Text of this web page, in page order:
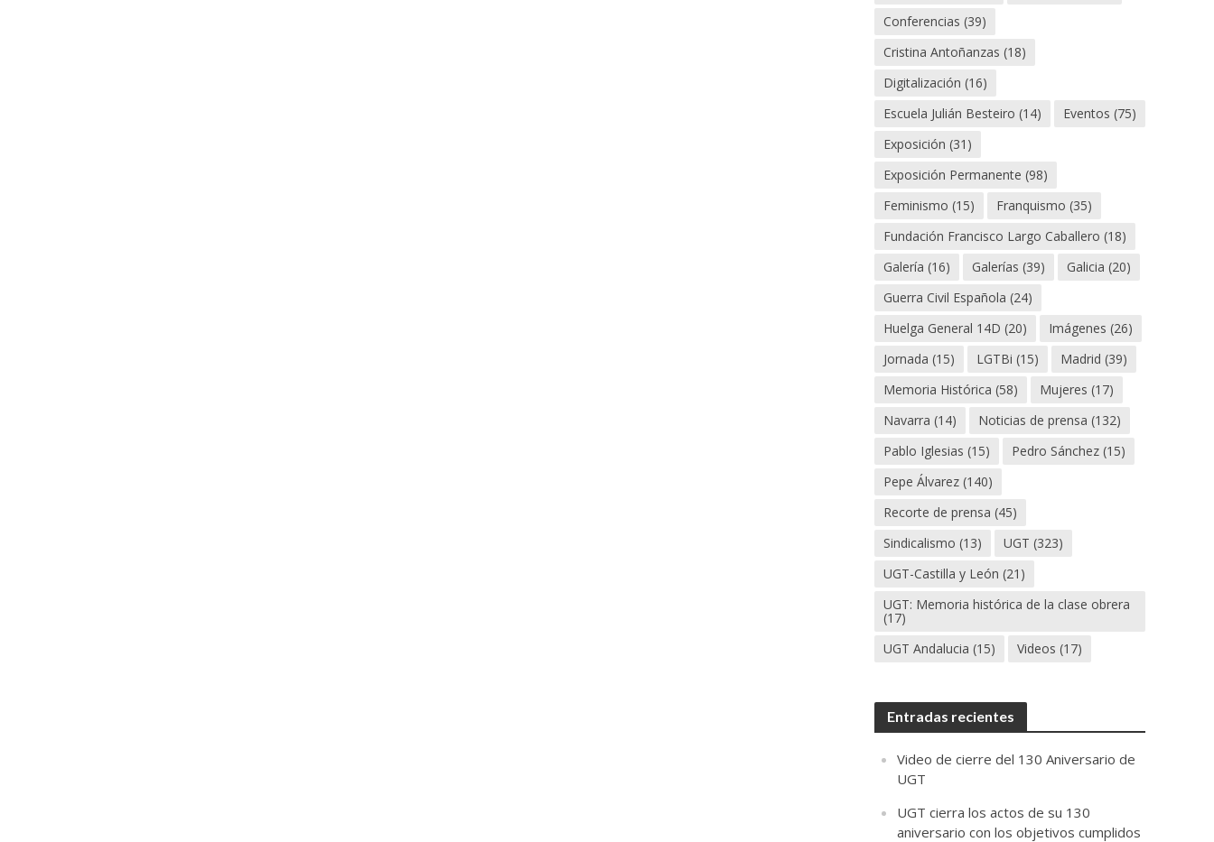
Conferencias (39)
Cristina Antoñanzas (18)
Digitalización (16)
Escuela Julián Besteiro (14) Eventos (75)
Exposición (31)
Exposición Permanente (98)
Feminismo (15) Franquismo (35)
Fundación Francisco Largo Caballero (18)
Galería (16) Galerías (39) Galicia (20)
Guerra Civil Española (24)
Huelga General 14D (20) Imágenes (26)
Jornada (15) LGTBi (15) Madrid (39)
Memoria Histórica (58) Mujeres (17)
Navarra (14) Noticias de prensa (132)
Pablo Iglesias (15) Pedro Sánchez (15)
Pepe Álvarez (140)
Recorte de prensa (45)
Sindicalismo (13) UGT (323)
UGT-Castilla y León (21)
UGT: Memoria histórica de la clase obrera
(17)
UGT Andalucia (15) Videos (17)
Entradas recientes
Video de cierre del 130 Aniversario de
UGT
UGT cierra los actos de su 130
aniversario con los objetivos cumplidos